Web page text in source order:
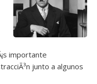
importante
junto a algunos